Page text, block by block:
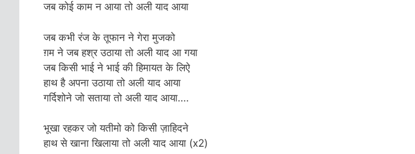
जब कोई काम न आया तो अली याद आया
जब कभी रंज के तूफान ने गेरा मुजको
ग़म ने जब हश्र उठाया तो अली याद आ गया
जब किसी भाई ने भाई की हिमायत के लिऐ
हाथ है अपना उठाया तो अली याद आया
गर्दिशोने जो सताया तो अली याद आया….
भूखा रहकर जो यतीमो को किसी ज़ाहिदने
हाथ से खाना खिलाया तो अली याद आया (x2)